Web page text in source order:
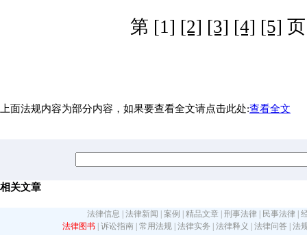
第 [1] [2] [3] [4] [5]
上面法规内容为部分内容，如果要查看全文请点击此处:查看全文
相关文章
法律信息 法律新闻 案例 精品文章 刑事法律 民事法律
法律图书 诉讼指南 常用法规 法律实务 法律释义 法律问答 法